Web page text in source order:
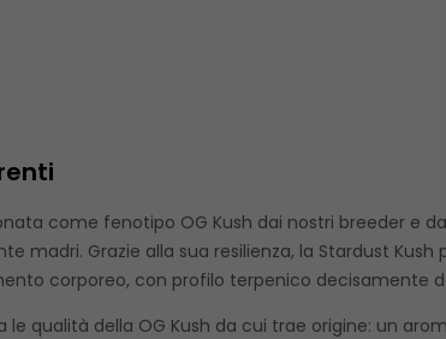
come fenotipo OG Kush dai nostri breeder e
madri. Grazie alla sua resilienza, la Stardust Kush
corporeo, con profilo terpenico decisamente
qualità della OG Kush da cui trae origine: un